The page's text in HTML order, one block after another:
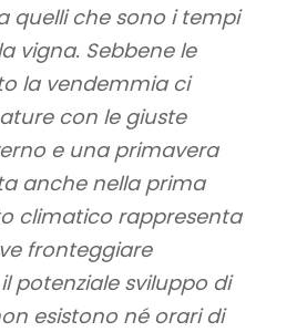
quelli che sono i tempi
vigna. Sebbene le
la vendemmia ci
con le giuste
e una primavera
anche nella prima
climatico rappresenta
fronteggiare
potenziale sviluppo di
esistono né orari di